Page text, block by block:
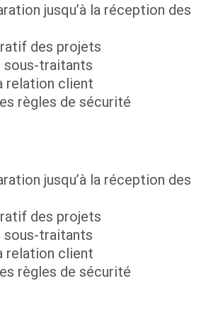
jusqu’à la réception des
des projets
sous-traitants
relation client
règles de sécurité
jusqu’à la réception des
des projets
sous-traitants
relation client
règles de sécurité